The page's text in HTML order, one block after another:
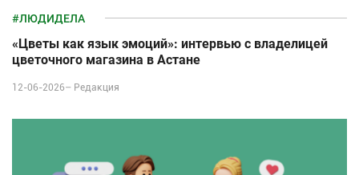
#ЛЮДИДЕЛА
«Цветы как язык эмоций»: интервью с владелицей
цветочного магазина в Астане
12-06-2026– Редакция